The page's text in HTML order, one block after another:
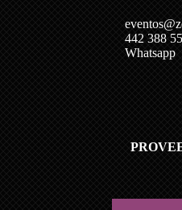
442 388
Whatsapp